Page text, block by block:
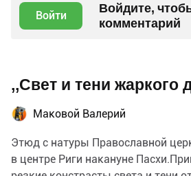
Войти
Войдите,
комментарий
,,Свет и тени жаркого
Маковой Валерий
Этюд с натуры Православной
в центре Риги накануне